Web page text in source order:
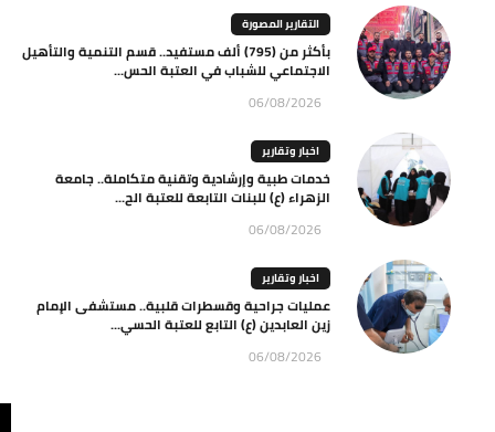
التقارير المصورة
بأكثر من (795) ألف مستفيد.. قسم التنمية والتأهيل
الاجتماعي للشباب في العتبة الحس...
06/08/2026
اخبار وتقارير
خدمات طبية وإرشادية وتقنية متكاملة.. جامعة
الزهراء (ع) للبنات التابعة للعتبة الح...
06/08/2026
اخبار وتقارير
عمليات جراحية وقسطرات قلبية.. مستشفى الإمام
زين العابدين (ع) التابع للعتبة الحسي...
06/08/2026